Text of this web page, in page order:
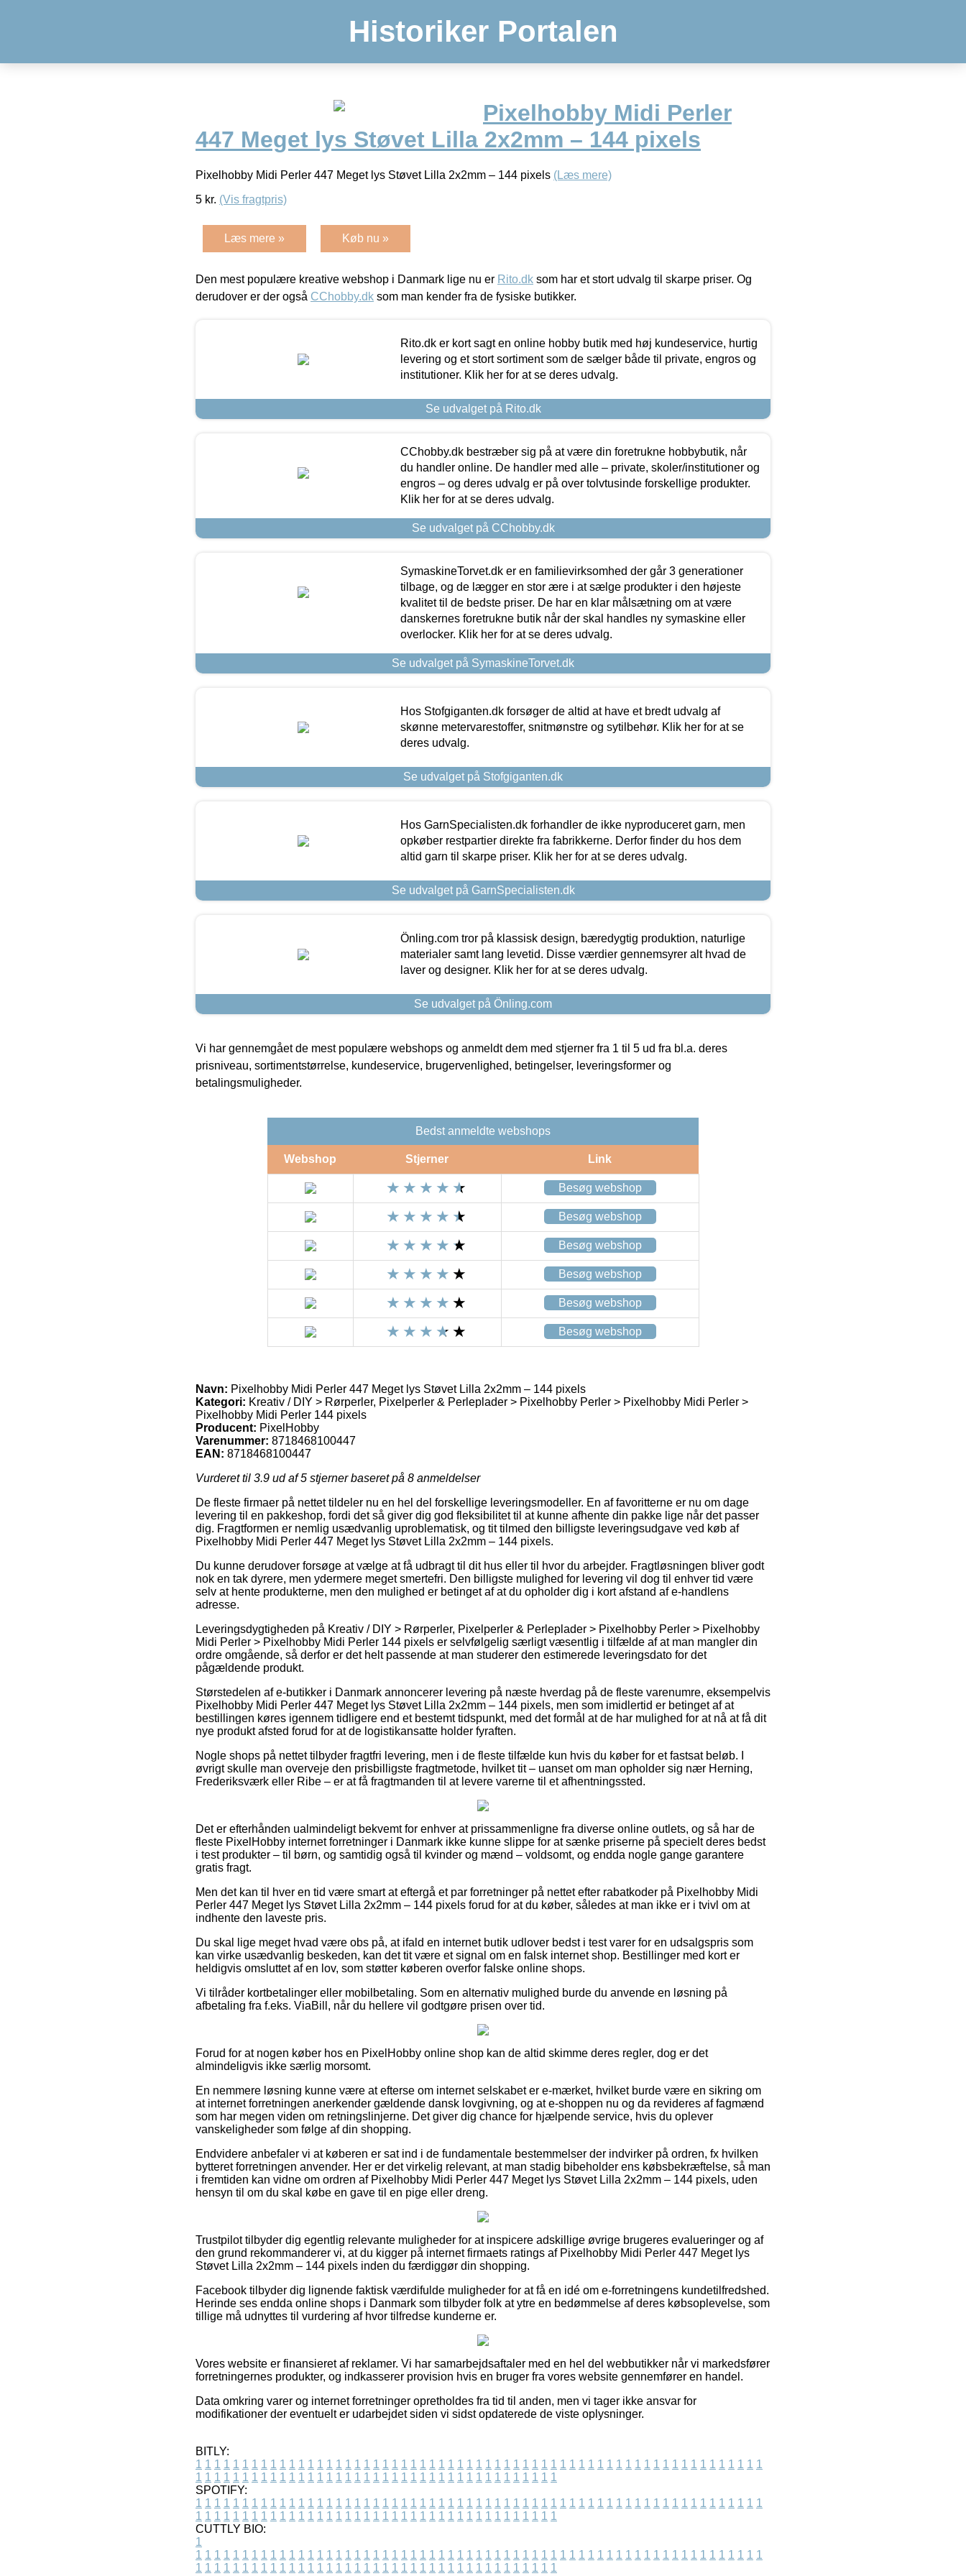
Historiker Portalen
Pixelhobby Midi Perler
447 Meget lys Støvet Lilla 2x2mm – 144 pixels
Pixelhobby Midi Perler 447 Meget lys Støvet Lilla 2x2mm – 144 pixels (Læs mere)
5 kr. (Vis fragtpris)
Læs mere » Køb nu »
Den mest populære kreative webshop i Danmark lige nu er Rito.dk som har et stort udvalg til skarpe priser. Og
derudover er der også CChobby.dk som man kender fra de fysiske butikker.
Rito.dk er kort sagt en online hobby butik med høj kundeservice, hurtig
levering og et stort sortiment som de sælger både til private, engros og
institutioner. Klik her for at se deres udvalg.
Se udvalget på Rito.dk
CChobby.dk bestræber sig på at være din foretrukne hobbybutik, når
du handler online. De handler med alle – private, skoler/institutioner og
engros – og deres udvalg er på over tolvtusinde forskellige produkter.
Klik her for at se deres udvalg.
Se udvalget på CChobby.dk
SymaskineTorvet.dk er en familievirksomhed der går 3 generationer
tilbage, og de lægger en stor ære i at sælge produkter i den højeste
kvalitet til de bedste priser. De har en klar målsætning om at være
danskernes foretrukne butik når der skal handles ny symaskine eller
overlocker. Klik her for at se deres udvalg.
Se udvalget på SymaskineTorvet.dk
Hos Stofgiganten.dk forsøger de altid at have et bredt udvalg af
skønne metervarestoffer, snitmønstre og sytilbehør. Klik her for at se
deres udvalg.
Se udvalget på Stofgiganten.dk
Hos GarnSpecialisten.dk forhandler de ikke nyproduceret garn, men
opkøber restpartier direkte fra fabrikkerne. Derfor finder du hos dem
altid garn til skarpe priser. Klik her for at se deres udvalg.
Se udvalget på GarnSpecialisten.dk
Önling.com tror på klassisk design, bæredygtig produktion, naturlige
materialer samt lang levetid. Disse værdier gennemsyrer alt hvad de
laver og designer. Klik her for at se deres udvalg.
Se udvalget på Önling.com
Vi har gennemgået de mest populære webshops og anmeldt dem med stjerner fra 1 til 5 ud fra bl.a. deres
prisniveau, sortimentstørrelse, kundeservice, brugervenlighed, betingelser, leveringsformer og
betalingsmuligheder.
Bedst anmeldte webshops
Webshop Stjerner Link
Besøg webshop
Besøg webshop
Besøg webshop
Besøg webshop
Besøg webshop
Besøg webshop
Navn: Pixelhobby Midi Perler 447 Meget lys Støvet Lilla 2x2mm – 144 pixels
Kategori: Kreativ / DIY > Rørperler, Pixelperler & Perleplader > Pixelhobby Perler > Pixelhobby Midi Perler >
Pixelhobby Midi Perler 144 pixels
Producent: PixelHobby
Varenummer: 8718468100447
EAN: 8718468100447
Vurderet til 3.9 ud af 5 stjerner baseret på 8 anmeldelser
De fleste firmaer på nettet tildeler nu en hel del forskellige leveringsmodeller. En af favoritterne er nu om dage
levering til en pakkeshop, fordi det så giver dig god fleksibilitet til at kunne afhente din pakke lige når det passer
dig. Fragtformen er nemlig usædvanlig uproblematisk, og tit tilmed den billigste leveringsudgave ved køb af
Pixelhobby Midi Perler 447 Meget lys Støvet Lilla 2x2mm – 144 pixels.
Du kunne derudover forsøge at vælge at få udbragt til dit hus eller til hvor du arbejder. Fragtløsningen bliver godt
nok en tak dyrere, men ydermere meget smertefri. Den billigste mulighed for levering vil dog til enhver tid være
selv at hente produkterne, men den mulighed er betinget af at du opholder dig i kort afstand af e-handlens
adresse.
Leveringsdygtigheden på Kreativ / DIY > Rørperler, Pixelperler & Perleplader > Pixelhobby Perler > Pixelhobby
Midi Perler > Pixelhobby Midi Perler 144 pixels er selvfølgelig særligt væsentlig i tilfælde af at man mangler din
ordre omgående, så derfor er det helt passende at man studerer den estimerede leveringsdato for det
pågældende produkt.
Størstedelen af e-butikker i Danmark annoncerer levering på næste hverdag på de fleste varenumre, eksempelvis
Pixelhobby Midi Perler 447 Meget lys Støvet Lilla 2x2mm – 144 pixels, men som imidlertid er betinget af at
bestillingen køres igennem tidligere end et bestemt tidspunkt, med det formål at de har mulighed for at nå at få dit
nye produkt afsted forud for at de logistikansatte holder fyraften.
Nogle shops på nettet tilbyder fragtfri levering, men i de fleste tilfælde kun hvis du køber for et fastsat beløb. I
øvrigt skulle man overveje den prisbilligste fragtmetode, hvilket tit – uanset om man opholder sig nær Herning,
Frederiksværk eller Ribe – er at få fragtmanden til at levere varerne til et afhentningssted.
Det er efterhånden ualmindeligt bekvemt for enhver at prissammenligne fra diverse online outlets, og så har de
fleste PixelHobby internet forretninger i Danmark ikke kunne slippe for at sænke priserne på specielt deres bedst
i test produkter – til børn, og samtidig også til kvinder og mænd – voldsomt, og endda nogle gange garantere
gratis fragt.
Men det kan til hver en tid være smart at eftergå et par forretninger på nettet efter rabatkoder på Pixelhobby Midi
Perler 447 Meget lys Støvet Lilla 2x2mm – 144 pixels forud for at du køber, således at man ikke er i tvivl om at
indhente den laveste pris.
Du skal lige meget hvad være obs på, at ifald en internet butik udlover bedst i test varer for en udsalgspris som
kan virke usædvanlig beskeden, kan det tit være et signal om en falsk internet shop. Bestillinger med kort er
heldigvis omsluttet af en lov, som støtter køberen overfor falske online shops.
Vi tilråder kortbetalinger eller mobilbetaling. Som en alternativ mulighed burde du anvende en løsning på
afbetaling fra f.eks. ViaBill, når du hellere vil godtgøre prisen over tid.
Forud for at nogen køber hos en PixelHobby online shop kan de altid skimme deres regler, dog er det
almindeligvis ikke særlig morsomt.
En nemmere løsning kunne være at efterse om internet selskabet er e-mærket, hvilket burde være en sikring om
at internet forretningen anerkender gældende dansk lovgivning, og at e-shoppen nu og da revideres af fagmænd
som har megen viden om retningslinjerne. Det giver dig chance for hjælpende service, hvis du oplever
vanskeligheder som følge af din shopping.
Endvidere anbefaler vi at køberen er sat ind i de fundamentale bestemmelser der indvirker på ordren, fx hvilken
bytteret forretningen anvender. Her er det virkelig relevant, at man stadig bibeholder ens købsbekræftelse, så man
i fremtiden kan vidne om ordren af Pixelhobby Midi Perler 447 Meget lys Støvet Lilla 2x2mm – 144 pixels, uden
hensyn til om du skal købe en gave til en pige eller dreng.
Trustpilot tilbyder dig egentlig relevante muligheder for at inspicere adskillige øvrige brugeres evalueringer og af
den grund rekommanderer vi, at du kigger på internet firmaets ratings af Pixelhobby Midi Perler 447 Meget lys
Støvet Lilla 2x2mm – 144 pixels inden du færdiggør din shopping.
Facebook tilbyder dig lignende faktisk værdifulde muligheder for at få en idé om e-forretningens kundetilfredshed.
Herinde ses endda online shops i Danmark som tilbyder folk at ytre en bedømmelse af deres købsoplevelse, som
tillige må udnyttes til vurdering af hvor tilfredse kunderne er.
Vores website er finansieret af reklamer. Vi har samarbejdsaftaler med en hel del webbutikker når vi markedsfører
forretningernes produkter, og indkasserer provision hvis en bruger fra vores website gennemfører en handel.
Data omkring varer og internet forretninger opretholdes fra tid til anden, men vi tager ikke ansvar for
modifikationer der eventuelt er udarbejdet siden vi sidst opdaterede de viste oplysninger.
BITLY:
1 1 1 1 1 1 1 1 1 1 1 1 1 1 1 1 1 1 1 1 1 1 1 1 1 1 1 1 1 1 1 1 1 1 1 1 1 1 1 1 1 1 1 1 1 1 1 1 1 1 1 1 1 1 1 1 1 1 1 1 1
1 1 1 1 1 1 1 1 1 1 1 1 1 1 1 1 1 1 1 1 1 1 1 1 1 1 1 1 1 1 1 1 1 1 1 1 1 1 1
SPOTIFY:
1 1 1 1 1 1 1 1 1 1 1 1 1 1 1 1 1 1 1 1 1 1 1 1 1 1 1 1 1 1 1 1 1 1 1 1 1 1 1 1 1 1 1 1 1 1 1 1 1 1 1 1 1 1 1 1 1 1 1 1 1
1 1 1 1 1 1 1 1 1 1 1 1 1 1 1 1 1 1 1 1 1 1 1 1 1 1 1 1 1 1 1 1 1 1 1 1 1 1 1
CUTTLY BIO:
1
1 1 1 1 1 1 1 1 1 1 1 1 1 1 1 1 1 1 1 1 1 1 1 1 1 1 1 1 1 1 1 1 1 1 1 1 1 1 1 1 1 1 1 1 1 1 1 1 1 1 1 1 1 1 1 1 1 1 1 1 1
1 1 1 1 1 1 1 1 1 1 1 1 1 1 1 1 1 1 1 1 1 1 1 1 1 1 1 1 1 1 1 1 1 1 1 1 1 1 1